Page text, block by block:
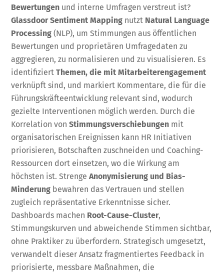
Bewertungen und interne Umfragen verstreut ist?
Glassdoor Sentiment Mapping nutzt Natural Language
Processing (NLP), um Stimmungen aus öffentlichen
Bewertungen und proprietären Umfragedaten zu
aggregieren, zu normalisieren und zu visualisieren. Es
identifiziertThemen, die mit Mitarbeiterengagement
verknüpft sind, und markiert Kommentare, die für die
Führungskräfteentwicklung relevant sind, wodurch
gezielte Interventionen möglich werden. Durch die
Korrelation vonStimmungsverschiebungen mit
organisatorischen Ereignissen kann HR Initiativen
priorisieren, Botschaften zuschneiden und Coaching-
Ressourcen dort einsetzen, wo die Wirkung am
höchsten ist. StrengeAnonymisierung und Bias-
Minderung bewahren das Vertrauen und stellen
zugleich repräsentative Erkenntnisse sicher.
Dashboards machen Root-Cause-Cluster,
Stimmungskurven und abweichende Stimmen sichtbar,
ohne Praktiker zu überfordern. Strategisch umgesetzt,
verwandelt dieser Ansatz fragmentiertes Feedback in
priorisierte, messbare Maßnahmen, die